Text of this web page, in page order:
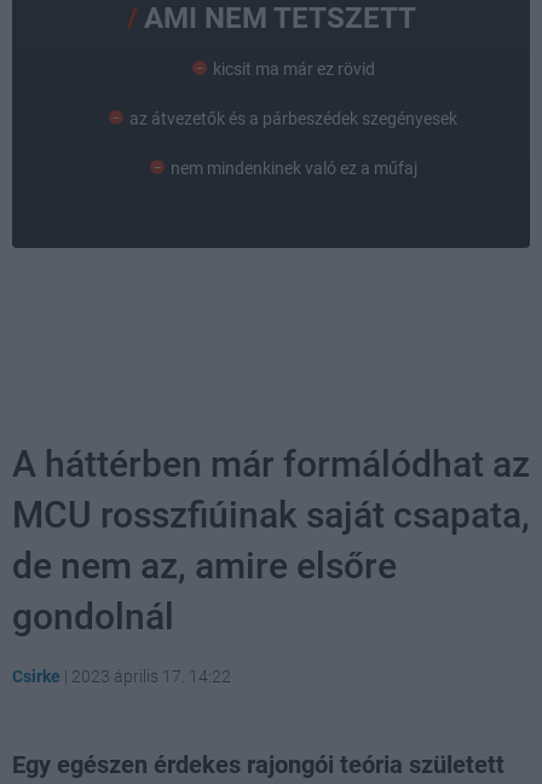
AMI NEM TETSZETT
kicsit ma már ez rövid
az átvezetők és a párbeszédek szegényesek
nem mindenkinek való ez a műfaj
A háttérben már formálódhat az
MCU rosszfiúinak saját csapata,
de nem az, amire elsőre
gondolnál
Csirke | 2023 április 17. 14:22
Egy egészen érdekes rajongói teória született